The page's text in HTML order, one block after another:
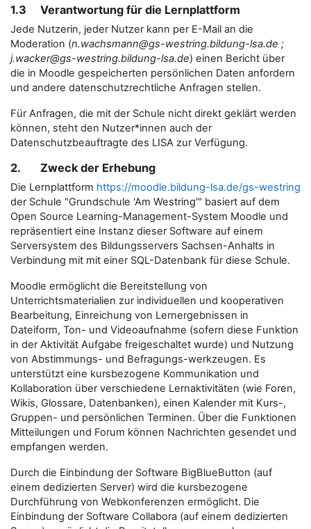
1.3 Verantwortung für die Lernplattform
Jede Nutzerin, jeder Nutzer kann per E-Mail an die
Moderation (n.wachsmann@gs-westring.bildung-lsa.de ;
j.wacker@gs-westring.bildung-lsa.de) einen Bericht über
die in Moodle gespeicherten persönlichen Daten anfordern
und andere datenschutzrechtliche Anfragen stellen.
Für Anfragen, die mit der Schule nicht direkt geklärt werden
können, steht den Nutzer*innen auch der
Datenschutzbeauftragte des LISA zur Verfügung.
2. Zweck der Erhebung
Die Lernplattform https://moodle.bildung-lsa.de/gs-westring
der Schule "Grundschule 'Am Westring'" basiert auf dem
Open Source Learning-Management-System Moodle und
repräsentiert eine Instanz dieser Software auf einem
Serversystem des Bildungsservers Sachsen-Anhalts in
Verbindung mit mit einer SQL-Datenbank für diese Schule.
Moodle ermöglicht die Bereitstellung von
Unterrichtsmaterialien zur individuellen und kooperativen
Bearbeitung, Einreichung von Lernergebnissen in
Dateiform, Ton- und Videoaufnahme (sofern diese Funktion
in der Aktivität Aufgabe freigeschaltet wurde) und Nutzung
von Abstimmungs- und Befragungs-werkzeugen. Es
unterstützt eine kursbezogene Kommunikation und
Kollaboration über verschiedene Lernaktivitäten (wie Foren,
Wikis, Glossare, Datenbanken), einen Kalender mit Kurs-,
Gruppen- und persönlichen Terminen. Über die Funktionen
Mitteilungen und Forum können Nachrichten gesendet und
empfangen werden.
Durch die Einbindung der Software BigBlueButton (auf
einem dedizierten Server) wird die kursbezogene
Durchführung von Webkonferenzen ermöglicht. Die
Einbindung der Software Collabora (auf einem dedizierten